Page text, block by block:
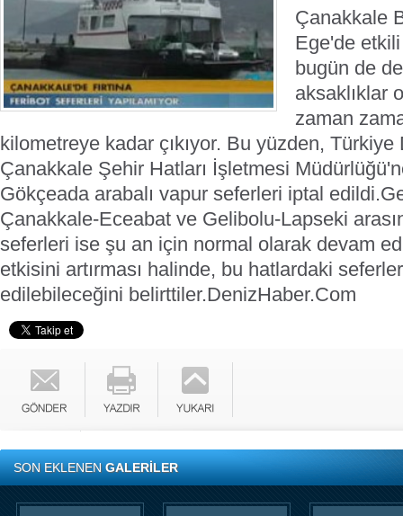
Çanakkale
Ege'de etkili
bugün de
aksaklıklar
zaman
kilometreye kadar çıkıyor. Bu yüzden,
Çanakkale Şehir Hatları İşletmesi
Gökçeada arabalı vapur seferleri iptal edildi.
Çanakkale-Eceabat ve Gelibolu-Lapseki
seferleri ise şu an için normal olarak devam
etkisini artırması halinde, bu hatlardaki
edilebileceğini belirttiler.DenizHaber.Com
SON EKLENENGALERİLER